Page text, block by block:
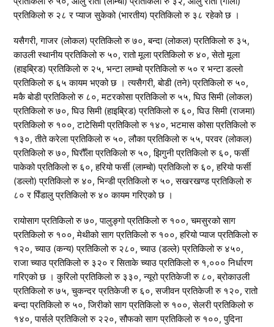
प्रतिकिलो रु २८ र प्याज सुकेको (भारतीय) प्रतिकिलो रु ३८ रहेको छ ।
यसैगरी, गाजर (लोकल) प्रतिकिलो रु ७०, बन्दा (लोकल) प्रतिकिलो रु ३५,
काउली स्थानीय प्रतिकिलो रु ५०, रातो मूला प्रतिकिलो रु ४०, सेतो मूला
(हाइब्रिड) प्रतिकिलो रु २५, भन्टा लाम्चो प्रतिकिलो रु ५० र भन्टा डल्लो
प्रतिकिलो रु ६५ कायम भएको छ । त्यसैगरी, बोडी (तने) प्रतिकिलो रु ५०,
मकै बोडी प्रतिकिलो रु ८०, मटरकोसा प्रतिकिलो रु ५५, घिउ सिमी (लोकल)
प्रतिकिलो रु ७०, घिउ सिमी (हाइब्रिड) प्रतिकिलो रु ६०, घिउ सिमी (राजमा)
प्रतिकिलो रु १००, टाटेसिमी प्रतिकिलो रु १४०, भटमास कोसा प्रतिकिलो रु
१३०, तीते करेला प्रतिकिलो रु ५०, लौका प्रतिकिलो रु ५५, परवर (लोकल)
प्रतिकिलो रु ७०, घिरौँला प्रतिकिलो रु ५०, झिगुनी प्रतिकिलो रु ६०, फर्सी
पाकेको प्रतिकिलो रु ६०, हरियो फर्सी (लाम्चो) प्रतिकिलो रु ६०, हरियो फर्सी
(डल्लो) प्रतिकिलो रु ४०, भिन्डी प्रतिकिलो रु ५०, सखरखण्ड प्रतिकिलो रु
८० र पिँडालु प्रतिकिलो रु ४० कायम गरिएको छ ।
रायोसाग प्रतिकिलो रु ७०, पालुङ्गो प्रतिकिलो रु १००, चमसुरको साग
प्रतिकिलो रु १००, मेथीको साग प्रतिकिलो रु १००, हरियो प्याज प्रतिकिलो रु
१२०, च्याउ (कन्य) प्रतिकिलो रु २८०, च्याउ (डल्ले) प्रतिकिलो रु ४५०,
राजा च्याउ प्रतिकिलो रु ३२० र सिताके च्याउ प्रतिकिलो रु १,००० निर्धारण
गरिएको छ । कुरिलो प्रतिकिलो रु ३३०, न्यूरो प्रतिकेजी रु ८०, ब्रोकाउली
प्रतिकिलो रु ७५, चुकन्दर प्रतिकेजी रु ६०, सजीवन प्रतिकेजी रु १२०, रातो
बन्दा प्रतिकिलो रु ५०, जिरीको साग प्रतिकिलो रु १००, सेलरी प्रतिकिलो रु
१४०, पार्सले प्रतिकिलो रु २२०, सौफको साग प्रतिकिलो रु १००, पुदिना